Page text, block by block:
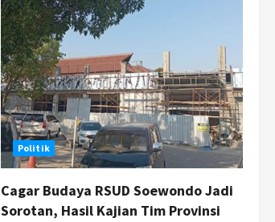
Agustus 7, 2026
5
Nasional
BRIN Kembangkan Sepatu
Murah Mulai Rp75 Ribu untuk
Sekolah Rakyat
Agustus 7, 2026
Politik
Cagar Budaya RSUD Soewondo Jadi
Sorotan, Hasil Kajian Tim Provinsi